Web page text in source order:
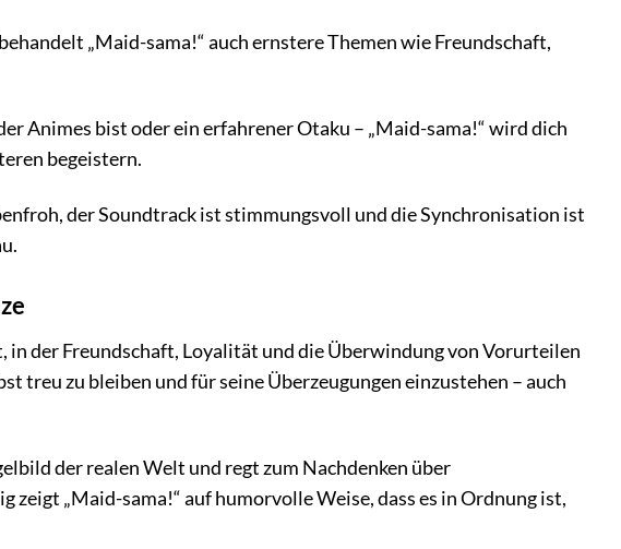
„Maid-sama!“ auch ernstere Themen wie Freundschaft,
Animes bist oder ein erfahrener Otaku – „Maid-sama!“ wird dich
begeistern.
der Soundtrack ist stimmungsvoll und die Synchronisation ist
der Freundschaft, Loyalität und die Überwindung von Vorurteilen
treu zu bleiben und für seine Überzeugungen einzustehen – auch
der realen Welt und regt zum Nachdenken über
„Maid-sama!“ auf humorvolle Weise, dass es in Ordnung ist,